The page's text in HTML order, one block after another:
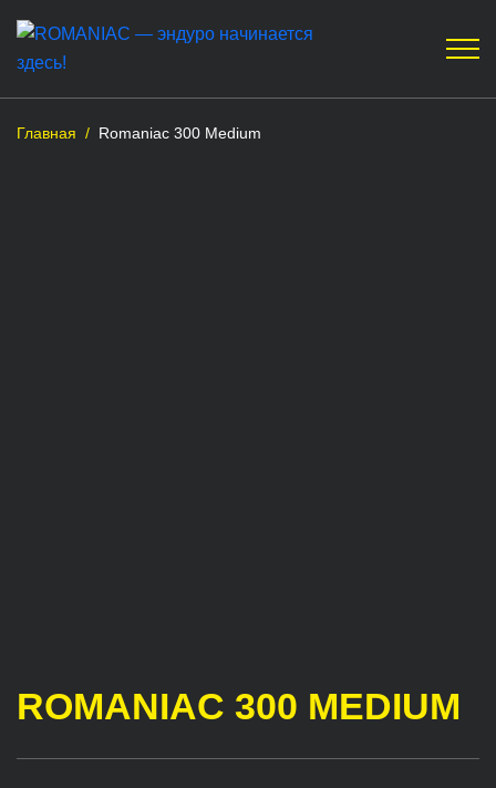
Главная / Romaniac 300 Medium
ROMANIAC 300 MEDIUM